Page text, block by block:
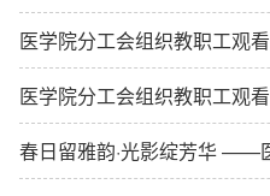
医学院分工会组织教职工观
医学院分工会组织教职工观
春日留雅韵·光影绽芳华 ——